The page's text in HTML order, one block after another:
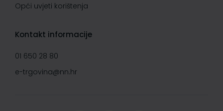
Opći uvjeti korištenja
Kontakt informacije
01 650 28 80
e-trgovina@nn.hr